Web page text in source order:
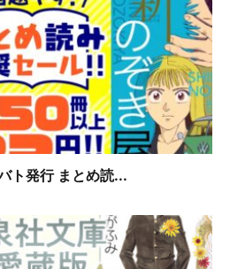
ト発行 まとめ読...